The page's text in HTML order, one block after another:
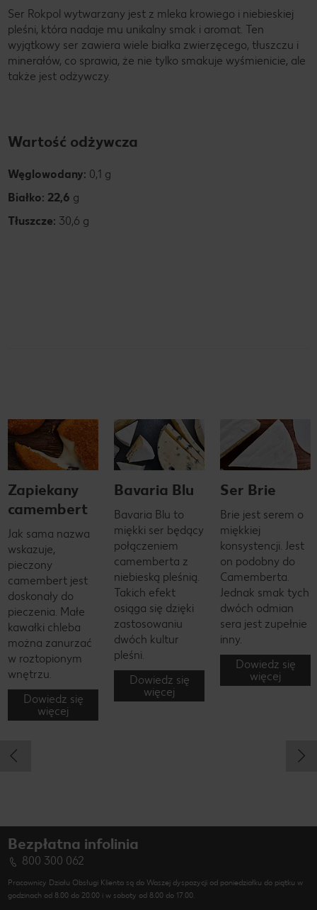
Ser Rokpol wytwarzany jest z mleka krowiego i niebieskiej
pleśni, która nadaje mu unikalny smak i aromat. Ten
wyjątkowy ser zawiera wiele białka zwierzęcego, tłuszczu i
minerałów, co sprawia, że nie tylko smakuje wyśmienicie, ale
także jest odżywczy.
Wartość odżywcza
Węglowodany: 0,1 g
Białko: 22,6 g
Tłuszcze: 30,6 g
Zapiekany
camembert
Jak sama nazwa
wskazuje,
pieczony
camembert jest
doskonały do
pieczenia. Małe
kawałki chleba
można zanurzać
w roztopionym
wnętrzu.
Dowiedz się
więcej
Bavaria Blu
Bavaria Blu to
miękki ser będący
połączeniem
camemberta z
niebieską pleśnią.
Takich efekt
osiąga się dzięki
zastosowaniu
dwóch kultur
pleśni.
Dowiedz się
więcej
Ser Brie
Brie jest serem o
miękkiej
konsystencji. Jest
on podobny do
Camemberta.
Jednak smak tych
dwóch odmian
sera jest zupełnie
inny.
Dowiedz się
więcej
Bezpłatna infolinia
800 300 062
Pracownicy Działu Obsługi Klienta są do Waszej dyspozycji od poniedziałku do piątku w
godzinach od 8.00 do 20.00 i w soboty od 8.00 do 17.00.